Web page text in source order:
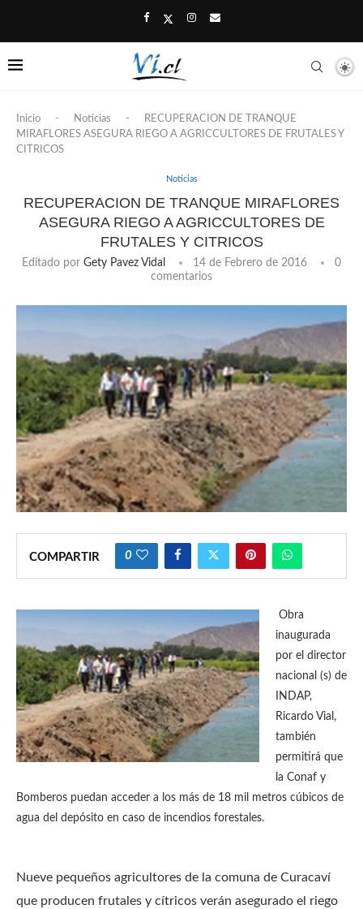
Inicio - Noticias -
RECUPERACION DE TRANQUE
MIRAFLORES ASEGURA RIEGO A AGRICCULTORES DE FRUTALES Y
CITRICOS
Noticias
RECUPERACION DE TRANQUE MIRAFLORES
ASEGURA RIEGO A AGRICCULTORES DE
FRUTALES Y CITRICOS
Editado por Gety Pavez Vidal 14 de Febrero de 2016
0
comentarios
COMPARTIR 0
Obra
inaugurada
por el director
nacional (s) de
INDAP,
Ricardo Vial,
también
permitirá que
la Conaf y
Bomberos puedan acceder a los más de 18 mil metros cúbicos de
agua del depósito en caso de incendios forestales.
Nueve pequeños agricultores de la comuna de Curacaví
que producen frutales y cítricos verán asegurado el riego